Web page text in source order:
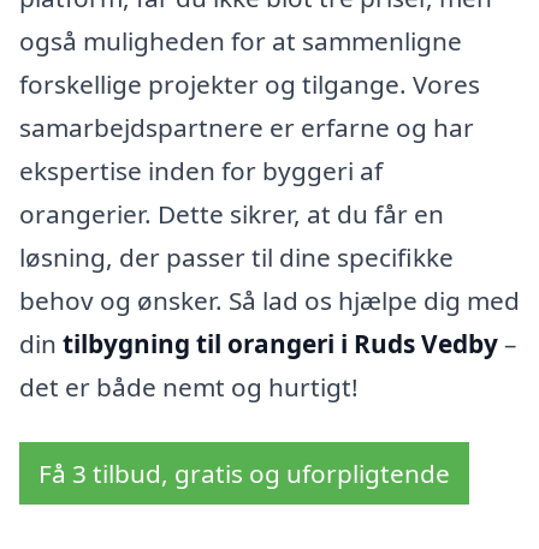
også muligheden for at sammenligne
forskellige projekter og tilgange. Vores
samarbejdspartnere er erfarne og har
ekspertise inden for byggeri af
orangerier. Dette sikrer, at du får en
løsning, der passer til dine specifikke
behov og ønsker. Så lad os hjælpe dig med
din tilbygning til orangeri i Ruds Vedby–
det er både nemt og hurtigt!
Få 3 tilbud, gratis og uforpligtende